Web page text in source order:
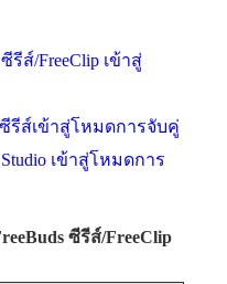
รีส์/FreeClip เข้าสู่
รีส์เข้าสู่โหมดการจับคู่
เข้าสู่โหมดการ
ซีรีส์/FreeClip